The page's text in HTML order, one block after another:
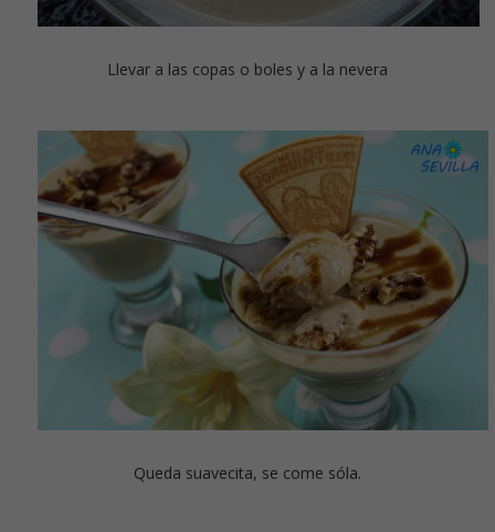
Llevar a las copas o boles y a la nevera
Queda suavecita, se come sóla.